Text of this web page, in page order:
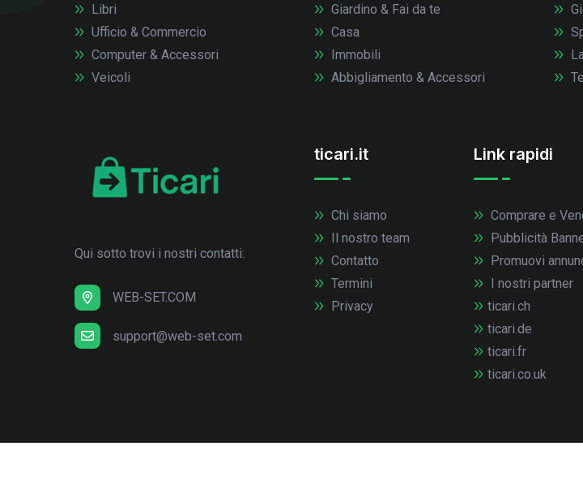
Libri
Ufficio & Commercio
Computer & Accessori
Veicoli
Giardino & Fai da te
Casa
Immobili
Abbigliamento & Accessori
Qui sotto trovi i nostri contatti:
WEB-SET.COM
support@web-set.com
ticari.it
Chi siamo
Il nostro team
Contatto
Termini
Privacy
Link rapidi
Comprare e
Pubblicità
Promuovi
I nostri partner
ticari.ch
ticari.de
ticari.fr
ticari.co.uk